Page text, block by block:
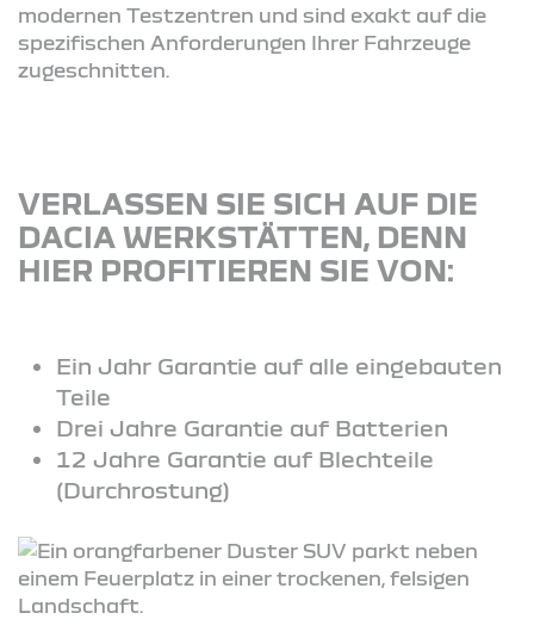
modernen Testzentren und sind exakt auf die
spezifischen Anforderungen Ihrer Fahrzeuge
zugeschnitten.
VERLASSEN SIE SICH AUF DIE
DACIA WERKSTÄTTEN, DENN
HIER PROFITIEREN SIE VON:
Ein Jahr Garantie auf alle eingebauten
Teile
Drei Jahre Garantie auf Batterien
12 Jahre Garantie auf Blechteile
(Durchrostung)